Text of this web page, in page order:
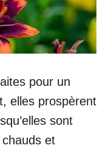
pour un
elles prospèrent
sont
et